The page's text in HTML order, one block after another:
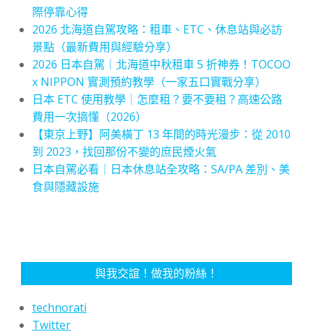
際停靠心得
2026 北海道自駕攻略：租車、ETC、休息站與必訪
景點（最新費用與經驗分享）
2026 日本自駕｜北海道中秋租車 5 折神券！TOCOO
x NIPPON 實測預約教學（一家五口實戰分享）
日本 ETC 使用教學｜怎麼租？要不要租？高速公路
費用一次搞懂（2026）
【東京上野】阿美橫丁 13 年間的時光漫步：從 2010
到 2023，找回那份不變的庶民煙火氣
日本自駕必看｜日本休息站全攻略：SA/PA 差別、美
食與隱藏設施
與我交誼！做我的粉絲！
technorati
Twitter